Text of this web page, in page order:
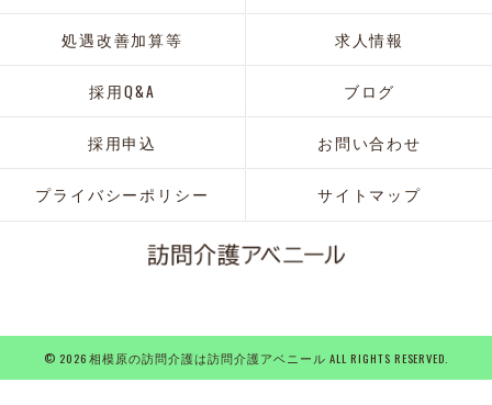
処遇改善加算等 求人情報
採用Q&A ブログ
採用申込 お問い合わせ
プライバシーポリシー サイトマップ
© 2026 相模原の訪問介護は訪問介護アベニール ALL RIGHTS RESERVED.